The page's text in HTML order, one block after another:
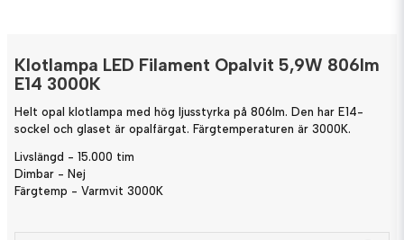
Klotlampa LED Filament Opalvit 5,9W 806lm
E14 3000K
Helt opal klotlampa med hög ljusstyrka på 806lm. Den har E14-
sockel och glaset är opalfärgat. Färgtemperaturen är 3000K.
Livslängd - 15.000 tim
Dimbar - Nej
Färgtemp - Varmvit 3000K